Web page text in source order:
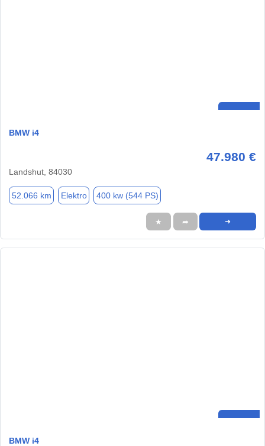
BMW i4
47.980 €
Landshut, 84030
52.066 km Elektro 400 kw (544 PS)
★ ➦ ➜
BMW i4